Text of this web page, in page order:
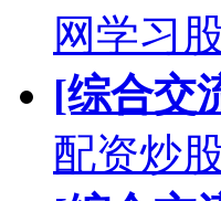
网学习
[综合交
配资炒